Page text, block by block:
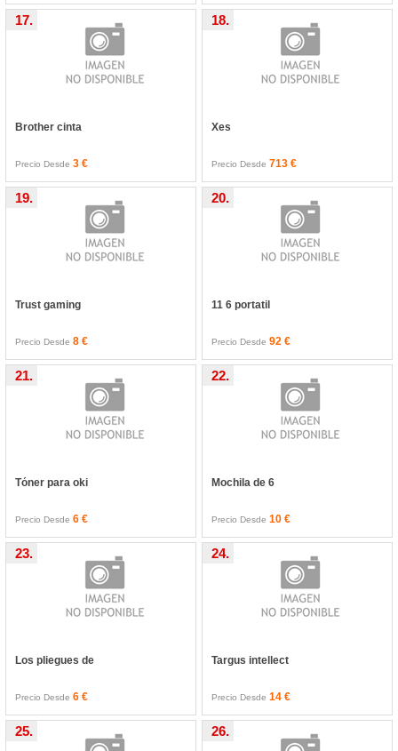
Brother cinta
17.
Precio Desde3 €
Xes
18.
Precio Desde 713 €
Trust gaming
19.
Precio Desde8 €
11 6 portatil
20.
Precio Desde 92 €
Tóner para oki
21.
Precio Desde6 €
Mochila de 6
22.
Precio Desde 10 €
Los pliegues de
23.
Precio Desde6 €
Targus intellect
24.
Precio Desde 14 €
25. 26.